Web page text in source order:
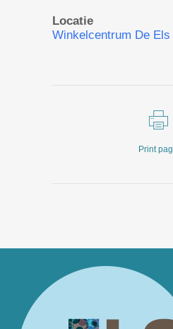
Locatie
Winkelcentrum De Els
Print